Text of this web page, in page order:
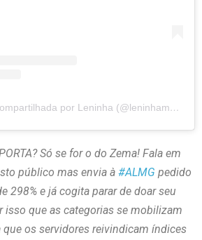
Uma publicação compartilhada por Leninha (@leninhamoc13)
Só se for o do Zema! Fala em
público mas envia à #ALMG pedido
298% e já cogita parar de doar seu
isso que as categorias se mobilizam
que os servidores reivindicam índices